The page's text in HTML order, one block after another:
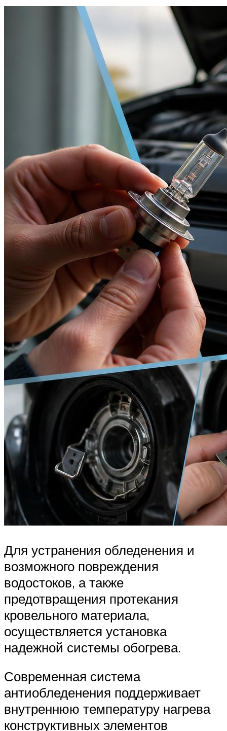
Для устранения обледенения и
возможного повреждения
водостоков, а также
предотвращения протекания
кровельного материала,
осуществляется установка
надежной системы обогрева.
Современная система
антиобледенения поддерживает
внутреннюю температуру нагрева
конструктивных элементов